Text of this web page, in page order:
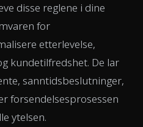
disse reglene i dine
for
etterlevelse,
kundetilfredshet. De lar
sanntidsbeslutninger,
forsendelsesprosessen
ytelsen.